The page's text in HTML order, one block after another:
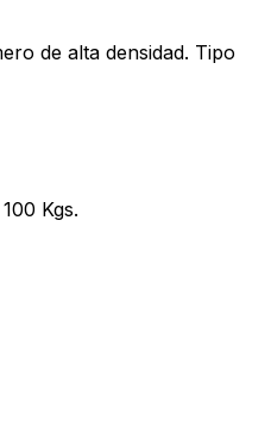
de alta densidad. Tipo
Kgs.